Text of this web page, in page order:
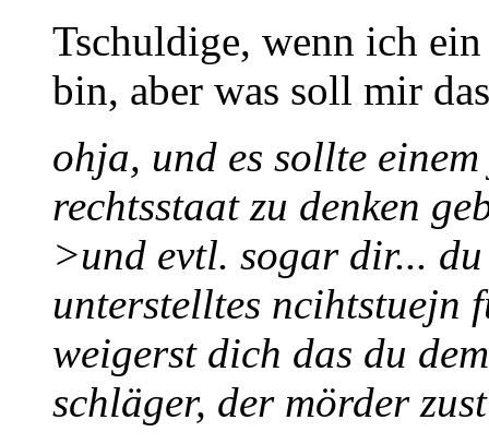
Tschuldige, wenn ich
bin, aber was soll mir
ohja, und es sollte
rechtsstaat zu denken
>und evtl. sogar dir...
unterstelltes ncihtstuejn
weigerst dich das du
schläger, der mörder